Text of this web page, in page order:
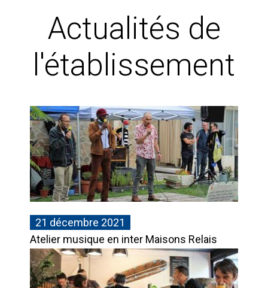
Actualités de
l'établissement
21 décembre 2021
Atelier musique en inter Maisons Relais